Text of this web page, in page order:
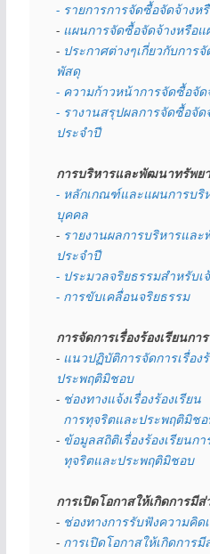
- รายการการจัดซื้อจัดจ้างห
- แผนการจัดซื้อจัดจ้างหรือ
- ประกาศต่างๆเกี่ยวกับการ
พัสดุ
- ความก้าวหน้าการจัดซื้อจั
- รางานสรุปผลการจัดซื้อจั
ประจำปี
การบริหารและพัฒนาทรัพย
- หลักเกณฑ์และแผนการบ
บุคคล
- รายงานผลการบริหารแล
ประจำปี
- ประมวลจริยธรรมสำหรับเ
- การขับเคลื่อนจริยธรรม
การจัดการเรื่องร้องเรียนก
- แนวปฏิบัติการจัดการเรื่อง
ประพฤติมิชอบ
- ช่องทางแจ้งเรื่องร้องเรียน
การทุจริตและประพฤติมิช
- ข้อมูลสถิติเรื่องร้องเรียนกา
  ทุจริตและประพฤติมิชอบ
การเปิดโอกาสให้เกิดการมี
- ช่องทางการรับฟังความคิด
- การเปิดโอกาสให้เกิดการ